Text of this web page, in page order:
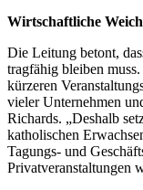
Wirtschaftliche
Die Leitung betont,
tragfähig bleiben
kürzeren
vieler Unternehmen
Richards. „Deshalb
katholischen
Tagungs- und
Privatveranstaltungen